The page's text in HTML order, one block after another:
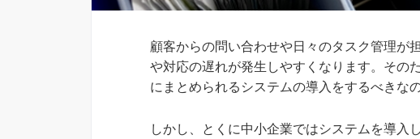
顧客からの問い合わせや日々のタスク管理が
や対応の遅れが発生しやすくなります。その
にまとめられるシステムの導入をするべきなの
しかし、とくに中小企業ではシステムを導入